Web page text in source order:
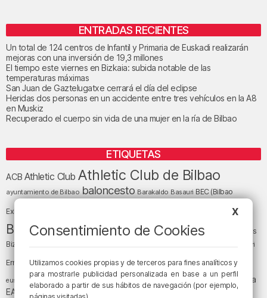
ENTRADAS RECIENTES
Un total de 124 centros de Infantil y Primaria de Euskadi realizarán
mejoras con una inversión de 19,3 millones
El tiempo este viernes en Bizkaia: subida notable de las
temperaturas máximas
San Juan de Gaztelugatxe cerrará el día del eclipse
Heridas dos personas en un accidente entre tres vehículos en la A8
en Muskiz
Recuperado el cuerpo sin vida de una mujer en la ría de Bilbao
ETIQUETAS
ACB Athletic Club Athletic Club de Bilbao
ayuntamiento de Bilbao baloncesto Barakaldo Basauri BEC (Bilbao
Exhibition Center) Bizkaia
Bizkaia y sus comarcas Copa del Rey cultura
Cáritas
Bizkaia
Enkarterri
Ernesto Valverde Ertzaintza Euskadi (País Vasco)
euskera fiestas fútbol Gobierno vasco juanma jubera LaLiga LaLiga
EA Sports
Liga Endesa música Osakidetza planes
X
Consentimiento de Cookies
Utilizamos cookies propias y de terceros para fines analíticos y
para mostrarle publicidad personalizada en base a un perfil
elaborado a partir de sus hábitos de navegación (por ejemplo,